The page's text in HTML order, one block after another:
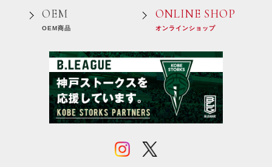
OEM
OEM商品
ONLINE SHOP
オンラインショップ